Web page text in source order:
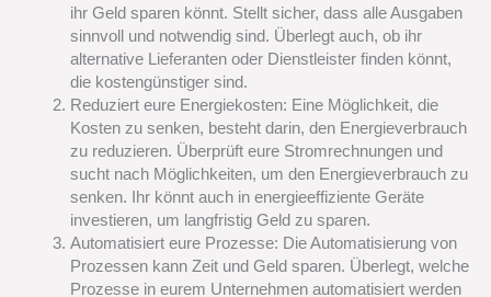
ihr Geld sparen könnt. Stellt sicher, dass alle Ausgaben
sinnvoll und notwendig sind. Überlegt auch, ob ihr
alternative Lieferanten oder Dienstleister finden könnt,
die kostengünstiger sind.
Reduziert eure Energiekosten: Eine Möglichkeit, die
Kosten zu senken, besteht darin, den Energieverbrauch
zu reduzieren. Überprüft eure Stromrechnungen und
sucht nach Möglichkeiten, um den Energieverbrauch zu
senken. Ihr könnt auch in energieeffiziente Geräte
investieren, um langfristig Geld zu sparen.
Automatisiert eure Prozesse: Die Automatisierung von
Prozessen kann Zeit und Geld sparen. Überlegt, welche
Prozesse in eurem Unternehmen automatisiert werden